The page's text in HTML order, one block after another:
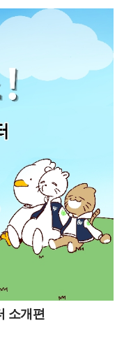
는 것이
니다.저 역시
과 동아리, 교내
동에도 적극적으로
경험들은 취업을
신만의 강점과
이 된다고
유튜브 백석대학교
네이버 블로그
오톡 백석대학교
변)이번 인터뷰를
승무원을 양성하는
능력, 안전 의식 등
는 학과라는 점을 알
경험을 통해 전공
세히 살펴볼 수
있는 학생들이 이번
고, 진로를
학기와 성적 관련
있습니다. 특히
과제 일정을 미리
놓치지 않도록
일정을 차분히
에 진행되는 주요
학사일정6월 22일
월 2일 1학기 성적
6일~7월 17일
~7월 14일 하계
16일 하계
계 계절학기
기 (6월 22일~7월
~7월 2일), 1학기
신청 기간 (7월 6일
간 (7월 11일~7월
월 15일~7월 16일),
니다. 주요 일정
10일 하계
소개편